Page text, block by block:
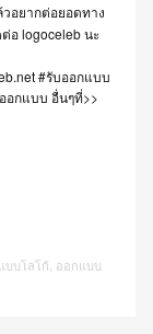
วอยากต่อยอดทาง
อ logoceleb นะ
‪#‎รับออกแบบ
อกแบบ อื่นๆที่>>
บบโลโก้ ออกแบบ